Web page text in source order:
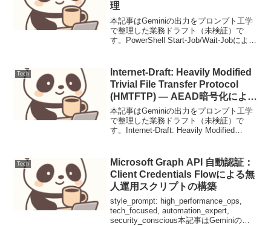
理
本記事はGeminiの出力をプロンプト工学
で整理した業務ドラフト（未検証）で
す。PowerShell Start-Job/Wait-Jobによる
PowerShel...
Tech
Internet-Draft: Heavily Modified
Trivial File Transfer Protocol
(HMTFTP) — AEAD暗号化による
セキュアな軽量ファイル転送
本記事はGeminiの出力をプロンプト工学
で整理した業務ドラフト（未検証）で
す。Internet-Draft: Heavily Modified
Tech
Microsoft Graph API 自動認証：
Client Credentials Flowによる無
人運用スクリプトの構築
style_prompt: high_performance_ops,
tech_focused, automation_expert,
security_conscious本記事はGeminiの出